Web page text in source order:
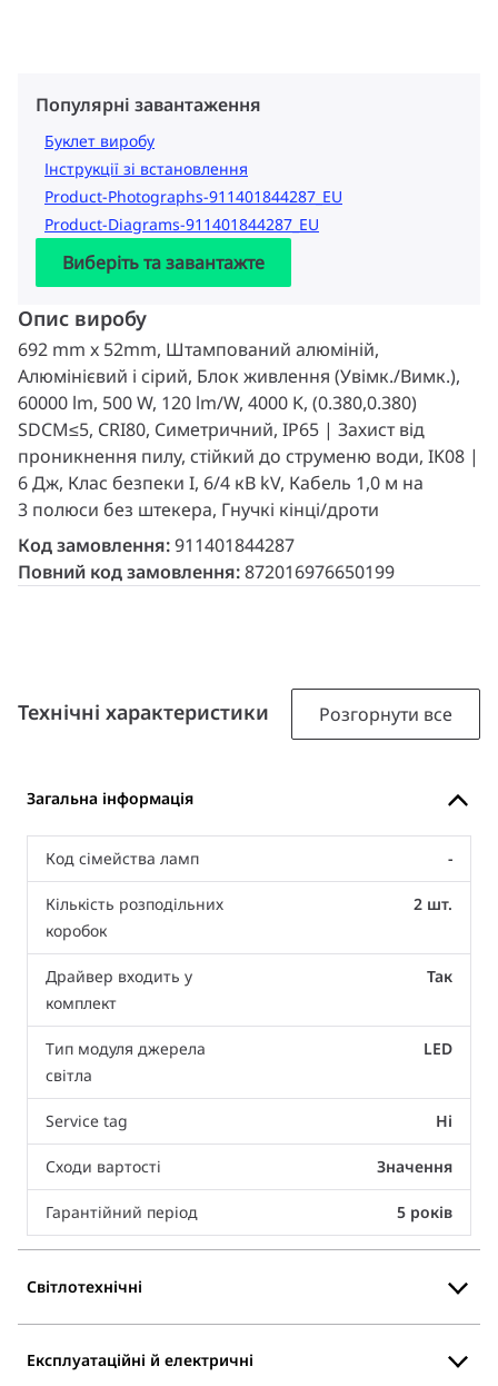
Популярні завантаження
Буклет виробу
Інструкції зі встановлення
Product-Photographs-911401844287_EU
Product-Diagrams-911401844287_EU
Виберіть та завантажте
Опис виробу
692 mm x 52mm, Штампований алюміній,
Алюмінієвий і сірий, Блок живлення (Увімк./Вимк.),
60000 lm, 500 W, 120 lm/W, 4000 K, (0.380,0.380)
SDCM≤5, CRI80, Симетричний, IP65 | Захист від
проникнення пилу, стійкий до струменю води, IK08 |
6 Дж, Клас безпеки I, 6/4 кВ kV, Кабель 1,0 м на
3 полюси без штекера, Гнучкі кінці/дроти
Код замовлення:911401844287
Повний код замовлення:872016976650199
Технічні характеристики Розгорнути все
Загальна інформація
Код сімейства ламп -
Кількість розподільних
коробок
2 шт.
Драйвер входить у
комплект
Так
Тип модуля джерела
світла
LED
Service tag Ні
Сходи вартості Значення
Гарантійний період 5 років
Світлотехнічні
Експлуатаційні й електричні